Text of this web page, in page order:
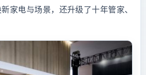
家电与场景，还升级了十年管家、